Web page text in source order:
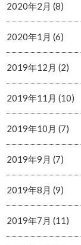
2020年2月 (8)
2020年1月 (6)
2019年12月 (2)
2019年11月 (10)
2019年10月 (7)
2019年9月 (7)
2019年8月 (9)
2019年7月 (11)